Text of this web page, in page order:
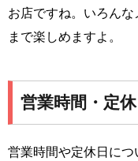
お店ですね。いろん
まで楽しめますよ。
営業時間・定休
営業時間や定休日につ